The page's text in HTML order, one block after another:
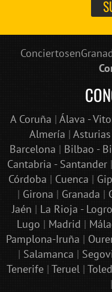
A Coruña | Álava -
Almería | Asturias
Barcelona | Bilbao -
Cantabria - Santander|
Córdoba | Cuenca |
| Girona | Granada |
Jaén | La Rioja -
Lugo | Madrid |
Pamplona-Iruña |
| Salamanca |
Tenerife| Teruel|
|